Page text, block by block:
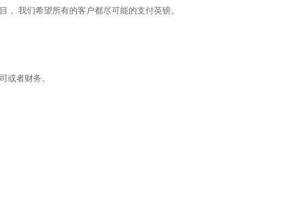
， 我们希望所有的客户都尽可能的支付英镑。
或者财务。